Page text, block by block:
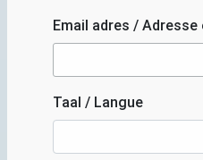
Email adres / Adresse
Taal / Langue